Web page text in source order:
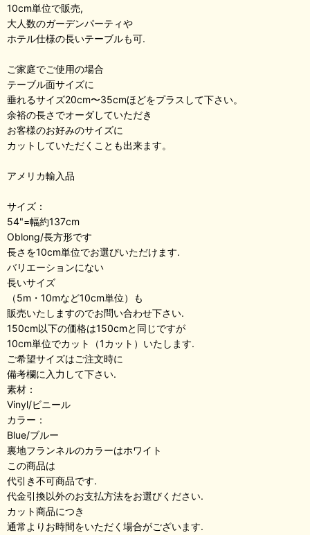
10cm単位で販売,
大人数のガーデンパーティや
ホテル仕様の長いテーブルも可.
ご家庭でご使用の場合
テーブル面サイズに
垂れるサイズ20cm〜35cmほどをプラスして下さい。
余裕の長さでオーダしていただき
お客様のお好みのサイズに
カットしていただくことも出来ます。
アメリカ輸入品
サイズ：
54"=幅約137cm
Oblong/長方形です
長さを10cm単位でお選びいただけます.
バリエーションにない
長いサイズ
（5m・10mなど10cm単位）も
販売いたしますのでお問い合わせ下さい.
150cm以下の価格は150cmと同じですが
10cm単位でカット（1カット）いたします.
ご希望サイズはご注文時に
備考欄に入力して下さい.
素材：
Vinyl/ビニール
カラー：
Blue/ブルー
裏地フランネルのカラーはホワイト
この商品は
代引き不可商品です.
代金引換以外のお支払方法をお選びください.
カット商品につき
通常よりお時間をいただく場合がございます.